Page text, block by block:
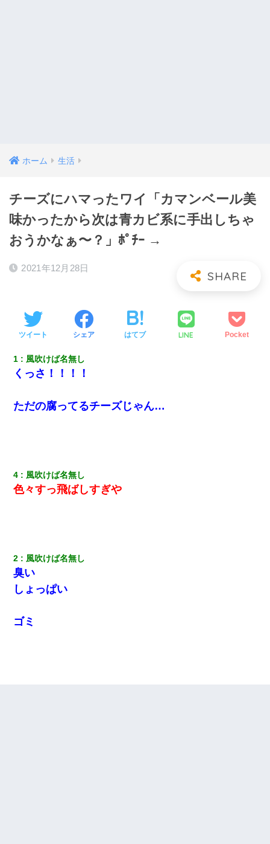
ホーム 生活
チーズにハマったワイ「カマンベール美
味かったから次は青カビ系に手出しちゃ
おうかなぁ〜？」ﾎﾟﾁｰ →
2021年12月28日
ツイート シェア はてブ LINE Pocket
1 風吹けば名無し
くっさ！！！！
ただの腐ってるチーズじゃん…
4 風吹けば名無し
色々すっ飛ばしすぎや
2 風吹けば名無し
臭い
しょっぱい
ゴミ